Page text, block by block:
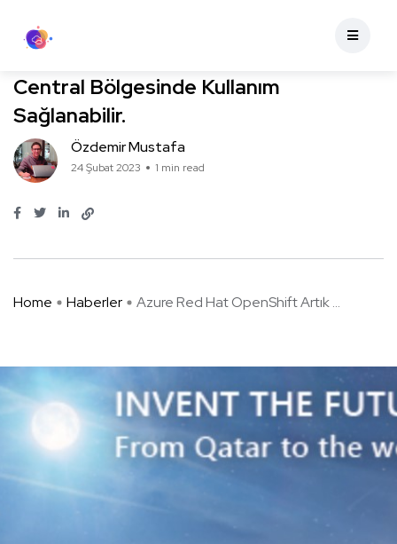
Haberler
Azure Red Hat OpenShift Artık Qatar
Central Bölgesinde Kullanım
Sağlanabilir.
Özdemir Mustafa
24 Şubat 2023 1 min read
Home Haberler Azure Red Hat OpenShift Artık ...